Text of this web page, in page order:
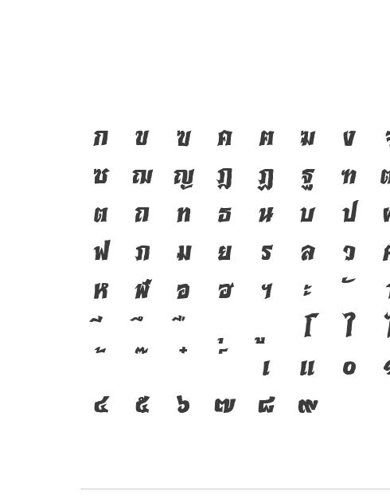
ก ข ฃ ค ฅ ฆ ง
ซ
ฌ ญ ฎ ฏ ฐ ฑ
ต
ถ ท ธ น บ ป
ฟ
ภ ม ย ร ล ว
ห
ฬ อ ฮ ฯ ะ
โ
ใ
เ
แ ๐
๔
๕ ๖ ๗ ๘ ๙